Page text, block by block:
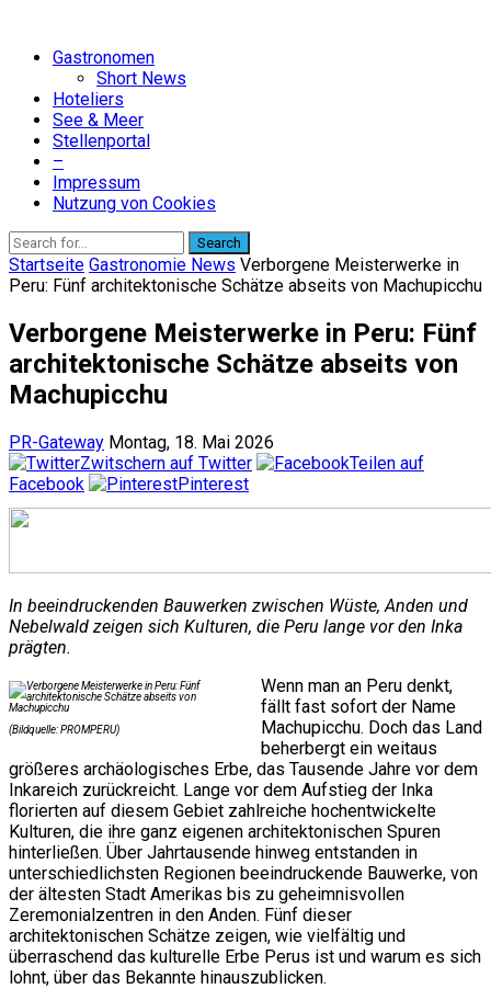
Gastronomen
Short News
Hoteliers
See & Meer
Stellenportal
–
Impressum
Nutzung von Cookies
Search
Startseite Gastronomie News Verborgene Meisterwerke in
Peru: Fünf architektonische Schätze abseits von Machupicchu
Verborgene Meisterwerke in Peru: Fünf
architektonische Schätze abseits von
Machupicchu
PR-Gateway Montag, 18. Mai 2026
Zwitschern auf Twitter
Teilen auf
Facebook
Pinterest
In beeindruckenden Bauwerken zwischen Wüste, Anden und
Nebelwald zeigen sich Kulturen, die Peru lange vor den Inka
prägten.
(Bildquelle: PROMPERU)
Wenn man an Peru denkt,
fällt fast sofort der Name
Machupicchu. Doch das Land
beherbergt ein weitaus
größeres archäologisches Erbe, das Tausende Jahre vor dem
Inkareich zurückreicht. Lange vor dem Aufstieg der Inka
florierten auf diesem Gebiet zahlreiche hochentwickelte
Kulturen, die ihre ganz eigenen architektonischen Spuren
hinterließen. Über Jahrtausende hinweg entstanden in
unterschiedlichsten Regionen beeindruckende Bauwerke, von
der ältesten Stadt Amerikas bis zu geheimnisvollen
Zeremonialzentren in den Anden. Fünf dieser
architektonischen Schätze zeigen, wie vielfältig und
überraschend das kulturelle Erbe Perus ist und warum es sich
lohnt, über das Bekannte hinauszublicken.